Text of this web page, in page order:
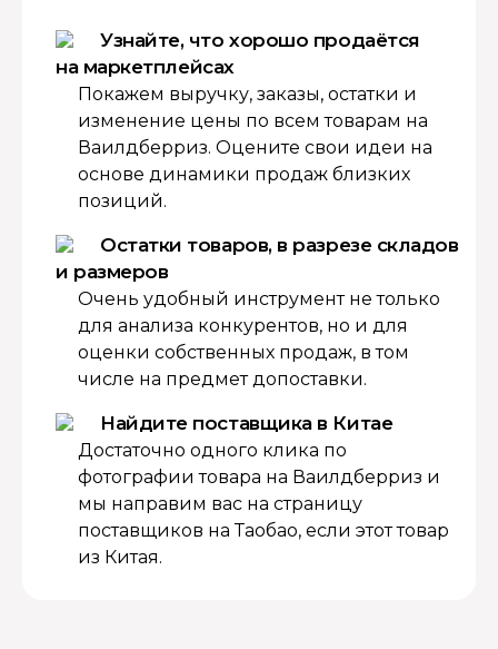
Узнайте, что хорошо продаётся
на маркетплейсах
Покажем выручку, заказы, остатки и
изменение цены по всем товарам на
Ваилдберриз. Оцените свои идеи на
основе динамики продаж близких
позиций.
Остатки товаров, в разрезе складов
и размеров
Очень удобный инструмент не только
для анализа конкурентов, но и для
оценки собственных продаж, в том
числе на предмет допоставки.
Найдите поставщика в Китае
Достаточно одного клика по
фотографии товара на Ваилдберриз и
мы направим вас на страницу
поставщиков на Таобао, если этот товар
из Китая.